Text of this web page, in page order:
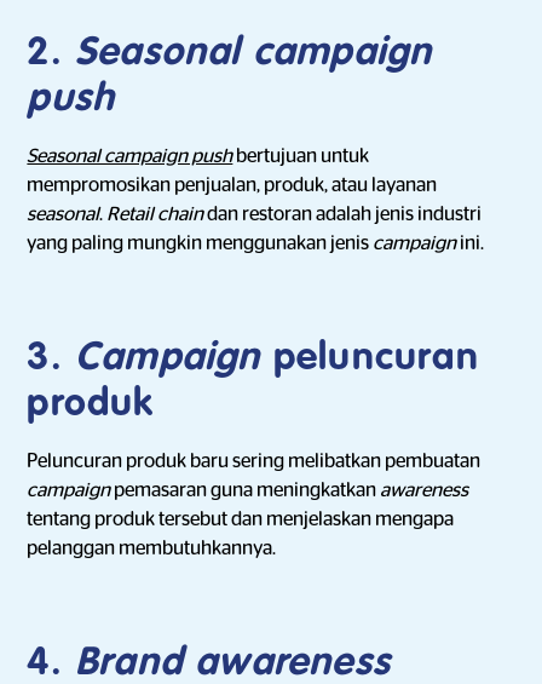
2. Seasonal campaign
push
Seasonal campaign pushbertujuan untuk
mempromosikan penjualan, produk, atau layanan
seasonal. Retail chaindan restoran adalah jenis industri
yang paling mungkin menggunakan jenis campaignini.
3. Campaign peluncuran
produk
Peluncuran produk baru sering melibatkan pembuatan
campaignpemasaran guna meningkatkan awareness
tentang produk tersebut dan menjelaskan mengapa
pelanggan membutuhkannya.
4. Brand awareness